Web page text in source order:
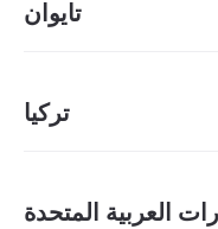
تايوان
تركيا
العربية المتحدة